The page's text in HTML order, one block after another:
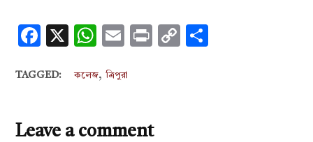
Facebook
X WhatsApp
EmailPrintCopy
TAGGED: কলেজ,ত্রিপুরা
Leave a comment